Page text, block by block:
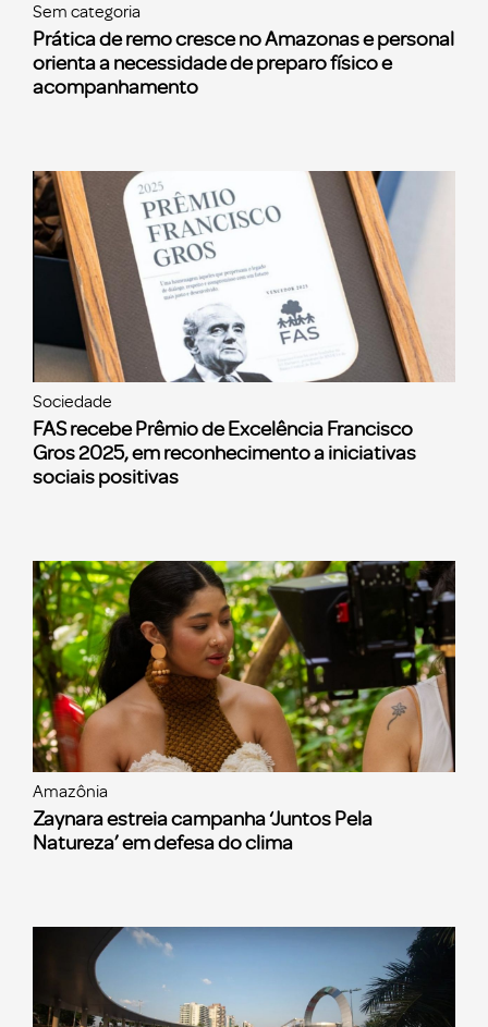
Sem categoria
Prática de remo cresce no Amazonas e personal
orienta a necessidade de preparo físico e
acompanhamento
Sociedade
FAS recebe Prêmio de Excelência Francisco
Gros 2025, em reconhecimento a iniciativas
sociais positivas
Amazônia
Zaynara estreia campanha ‘Juntos Pela
Natureza’ em defesa do clima